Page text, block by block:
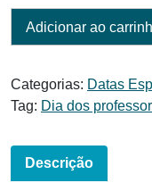
Adicionar ao
Categorias: Datas
Tag: Dia dos
Descrição